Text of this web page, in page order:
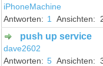
iPhoneMachine
1
push up service
dave2602
5